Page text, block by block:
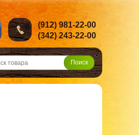
(912) 981-22-00
(342) 243-22-00